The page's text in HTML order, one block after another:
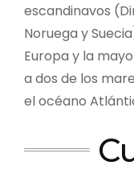
escandinavos
Noruega y
Europa y la
a dos de los
el océano